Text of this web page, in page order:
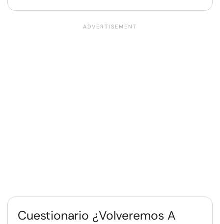
Cuestionario ¿Volveremos A